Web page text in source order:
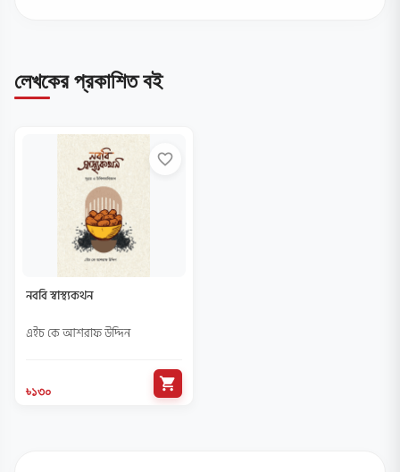
লেখকের প্রকাশিত বই
favorite_border
নববি স্বাস্থ্যকথন
এইচ কে আশরাফ উদ্দিন
৳১৩০ shopping_cart